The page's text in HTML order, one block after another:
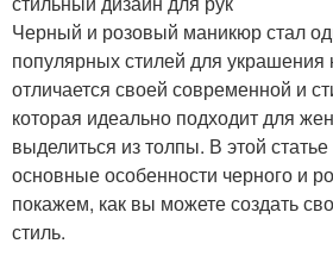
Черный и розовый маникюр стал
популярных стилей для украшения
отличается своей современной и
которая идеально подходит для
выделиться из толпы. В этой
основные особенности черного и
покажем, как вы можете создать
стиль.